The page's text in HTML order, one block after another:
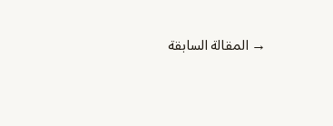
→ المقالة السابقة